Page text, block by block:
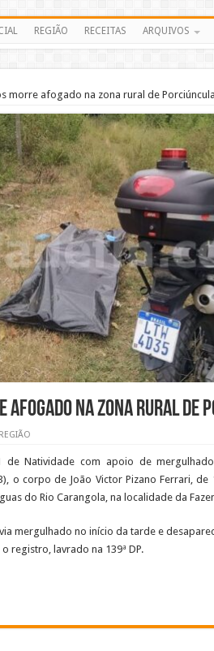
REGIÃO RECEITAS ARQUIVOS
morre afogado na zona rural de Porciúncula
afogado na zona rural de
REGIÃO
Natividade com apoio de
o corpo de João Victor Pizano Ferrari, de
do Rio Carangola, na localidade da
mergulhado no início da tarde e
registro, lavrado na 139ª DP.